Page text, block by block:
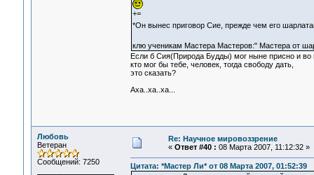
+=
*Он вынес приговор Сие, прежде чем его
клю ученикам Мастера Мастеров:" Мастера от
Если б Сия(Природа Будды) мог ныне присно и во
кто мог бы тебе, человек, тогда свободу дать,
это сказать?
Аха..ха..ха...
Любовь
Ветеран
Сообщений: 7250
Re: Научное мировоззрение
« Ответ #40 : 08 Марта 2007, 11:12:32 »
Цитата: *Мастер Ли* от 08 Марта 2007, 01:52:39